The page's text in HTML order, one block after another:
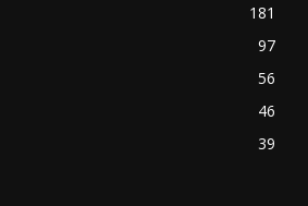
181
97
56
46
39